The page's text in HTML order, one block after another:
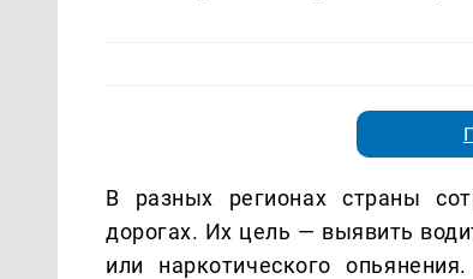
В разных регионах страны
дорогах. Их цель — выявить
или наркотического